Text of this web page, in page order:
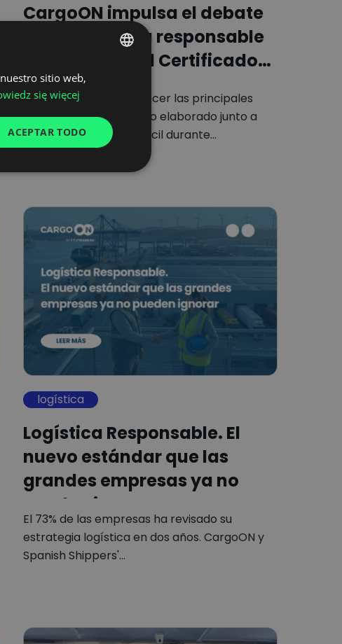
CargoON impulsa el debate
sobre logística responsable
en la II Gala del Certificado…
Miriam Ribas dio a conocer las principales
conclusiones del estudio elaborado junto a
Spanish Shippers’ Council durante…
logística
Logística Responsable. El
nuevo estándar que las
grandes empresas ya no
pueden ignorar
El 73% de las empresas ha revisado su
estrategia logística en dos años. CargoON y
Spanish Shippers'…
POLISH
GERMAN
UKRAINIAN
SPANISH
FRENCH
DUTCH
sitio web,
się więcej
ACEPTAR TODO